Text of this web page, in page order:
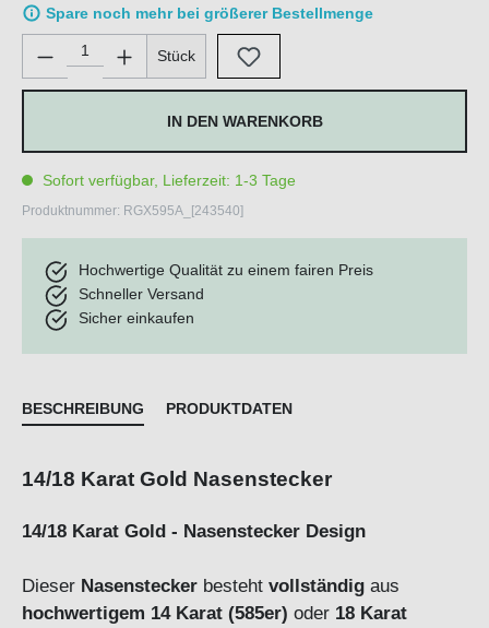
Spare noch mehr bei größerer Bestellmenge
Produkt Anzahl: Gib den gewünschten Wert ein oder
Stück
IN DEN WARENKORB
Sofort verfügbar, Lieferzeit: 1-3 Tage
Produktnummer: RGX595A_[243540]
Hochwertige Qualität zu einem fairen Preis
Schneller Versand
Sicher einkaufen
BESCHREIBUNG PRODUKTDATEN
14/18 Karat Gold Nasenstecker
14/18 Karat Gold - Nasenstecker Design
Dieser Nasenstecker besteht vollständig aus
hochwertigem 14 Karat (585er) oder 18 Karat